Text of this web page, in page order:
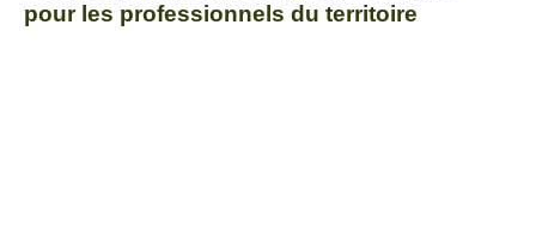
pour les professionnels du territoire